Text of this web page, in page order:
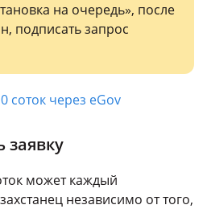
на очередь», после
подписать запрос
соток через еGov
заявку
может каждый
независимо от того,